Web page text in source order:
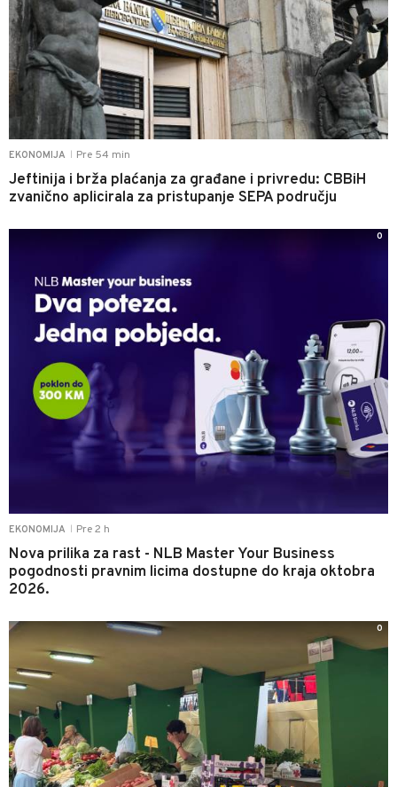
EKONOMIJA Pre 54 min
Jeftinija i brža plaćanja za građane i privredu: CBBiH
zvanično aplicirala za pristupanje SEPA području
EKONOMIJA Pre 2 h
Nova prilika za rast - NLB Master Your Business
pogodnosti pravnim licima dostupne do kraja oktobra
2026.
0
0